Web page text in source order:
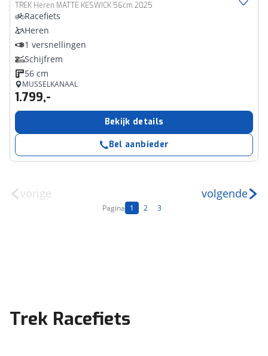
TREK Heren MATTE KESWICK 56cm 2025
Racefiets
Heren
1 versnellingen
Schijfrem
56 cm
MUSSELKANAAL
1.799,-
Bekijk details
Bel aanbieder
vorige
Pagina 1 2 3
volgende
Trek Racefiets